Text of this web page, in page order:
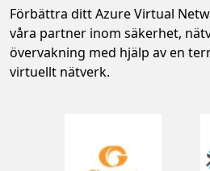
Förbättra ditt Azure Virtual
våra partner inom säkerhet,
övervakning med hjälp av en
virtuellt nätverk.